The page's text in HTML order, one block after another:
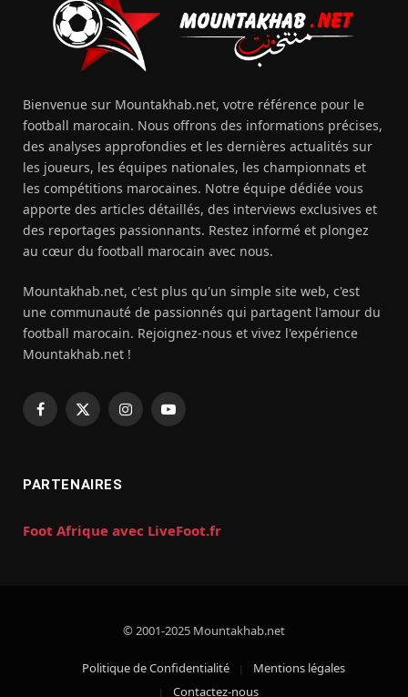
Bienvenue sur Mountakhab.net, votre référence pour le
football marocain. Nous offrons des informations précises,
des analyses approfondies et les dernières actualités sur
les joueurs, les équipes nationales, les championnats et
les compétitions marocaines. Notre équipe dédiée vous
apporte des articles détaillés, des interviews exclusives et
des reportages passionnants. Restez informé et plongez
au cœur du football marocain avec nous.
Mountakhab.net, c'est plus qu'un simple site web, c'est
une communauté de passionnés qui partagent l'amour du
football marocain. Rejoignez-nous et vivez l'expérience
Mountakhab.net !
Facebook
X
InstagramYouTube
PARTENAIRES
Foot Afrique avec LiveFoot.fr
© 2001-2025 Mountakhab.net
Politique de Confidentialité
Mentions légales
Contactez-nous